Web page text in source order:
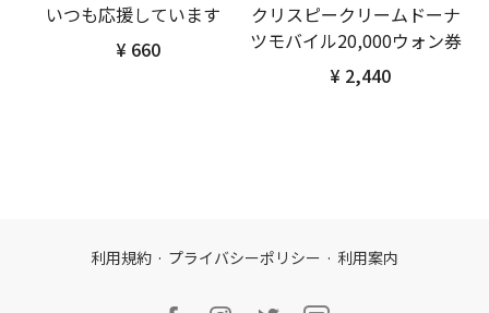
いつも応援しています
¥ 660
クリスピークリームドーナ
ツモバイル20,000ウォン券
¥ 2,440
利用規約 · プライバシーポリシー · 利用案内